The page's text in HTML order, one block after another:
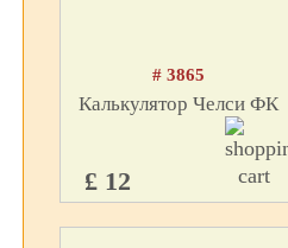
# 3865
Калькулятор Челси ФК
£ 12